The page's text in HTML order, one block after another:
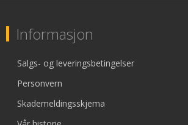
Informasjon
Salgs- og leveringsbetingelser
Personvern
Skademeldingsskjema